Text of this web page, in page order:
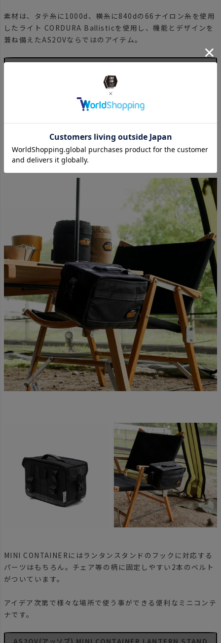
素材は、タテ糸に1000d、横糸に840dの66ナイロン糸を使用
したライト CORDURA Ballisticを使用し、機能とデザインを
兼ね備えたAS2OVならではのアイテム。
OPTIONはこちら
ミニコンテナ
MINI CONTAINERにはランタンスタンドのフックに対応する
パーツはもちろん。チェア等の柄に固定しやすい2本のベルト
がついています。
アイデア次第で様々な場所で使う事ができる便利なミニコンテ
ナです。